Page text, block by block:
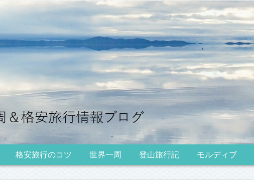
格安旅行のコツ 世界一周 登山旅行記 モルディブ